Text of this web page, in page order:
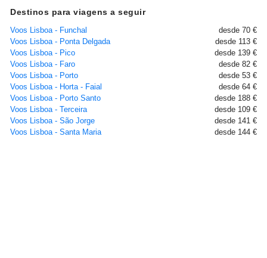
Destinos para viagens a seguir
Voos Lisboa - Funchal
desde 70 €
Voos Lisboa - Ponta Delgada
desde 113 €
Voos Lisboa - Pico
desde 139 €
Voos Lisboa - Faro
desde 82 €
Voos Lisboa - Porto
desde 53 €
Voos Lisboa - Horta - Faial
desde 64 €
Voos Lisboa - Porto Santo
desde 188 €
Voos Lisboa - Terceira
desde 109 €
Voos Lisboa - São Jorge
desde 141 €
Voos Lisboa - Santa Maria
desde 144 €